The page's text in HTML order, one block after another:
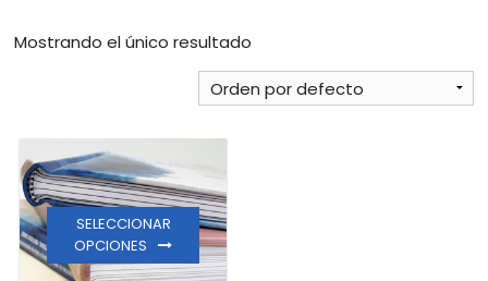
Mostrando el único resultado
SELECCIONAR
OPCIONES